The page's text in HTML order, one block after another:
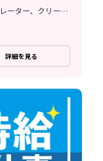
検査、梱包・仕分け、マシンオペレーター、クリーンルーム
詳細を見る